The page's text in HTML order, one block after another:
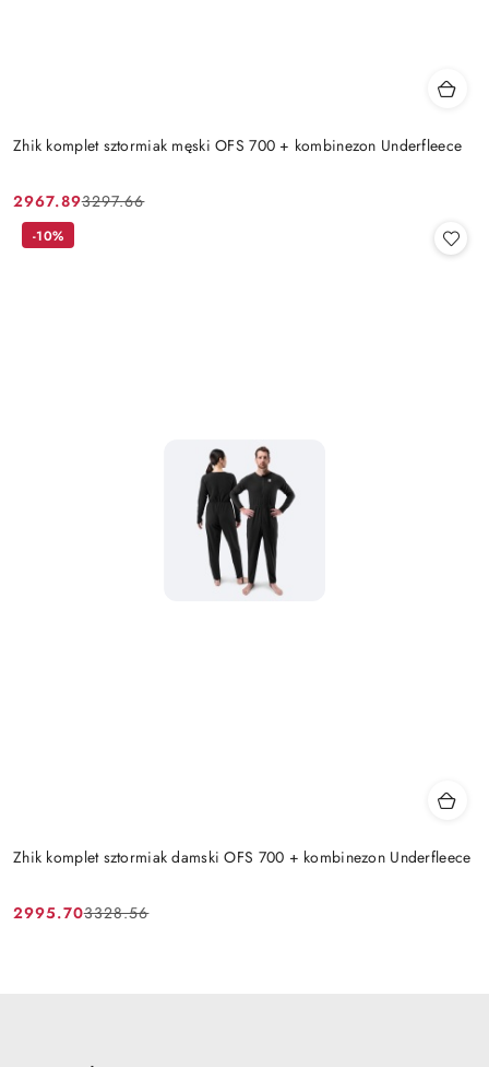
Zhik komplet sztormiak męski OFS 700 + kombinezon Underfleece
Cena
promocyjna:
2967.89
Cena
przed
3297.66
Zhik komplet sztormiak damski OFS 700 + kombinezon Underfleece
Cena
2995.70
Cena
3328.56
-10%